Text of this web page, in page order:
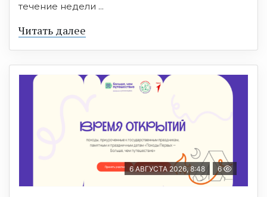
течение недели ...
Читать далее
6 АВГУСТА 2026, 8:48 6